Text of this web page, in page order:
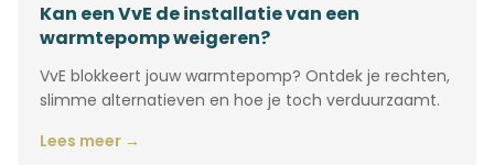
Kan een VvE de installatie van een
warmtepomp weigeren?
VvE blokkeert jouw warmtepomp? Ontdek je rechten,
slimme alternatieven en hoe je toch verduurzaamt.
Lees meer →